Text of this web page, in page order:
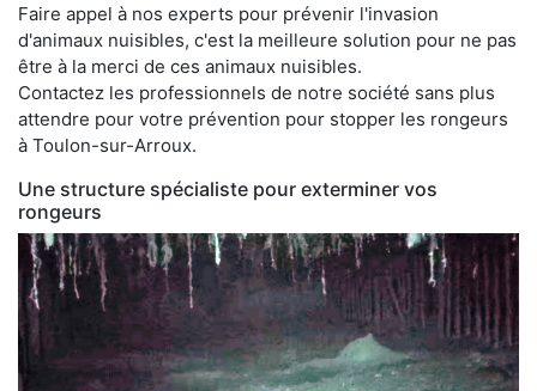
Faire appel à nos experts pour prévenir l'invasion
d'animaux nuisibles, c'est la meilleure solution pour ne pas
être à la merci de ces animaux nuisibles.
Contactez les professionnels de notre société sans plus
attendre pour votre prévention pour stopper les rongeurs
à Toulon-sur-Arroux.
Une structure spécialiste pour exterminer vos
rongeurs